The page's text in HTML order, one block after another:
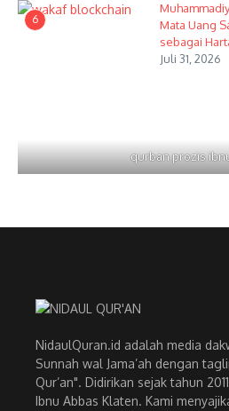
6
Mata Uang
sebagai
Juli 31, 2026
qurban prozis
NidaulQuran.id adalah media
Sunnah wal Jama’ah dengan
Qur’an". Didirikan sejak tahun
Ibnu Abbas Klaten. Kami